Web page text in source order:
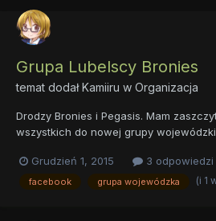
Grupa Lubelscy Bronies
temat dodałKamiiru w Organizacja
Drodzy Bronies i Pegasis. Mam
wszystkich do nowej grupy
Lubelskiego. Jej ideą jest utworzenie
wszystkim żywej grupy na której każdy
Grudzień 1, 2015 3 odpowiedzi
facebook grupa wojewódzka (i 1